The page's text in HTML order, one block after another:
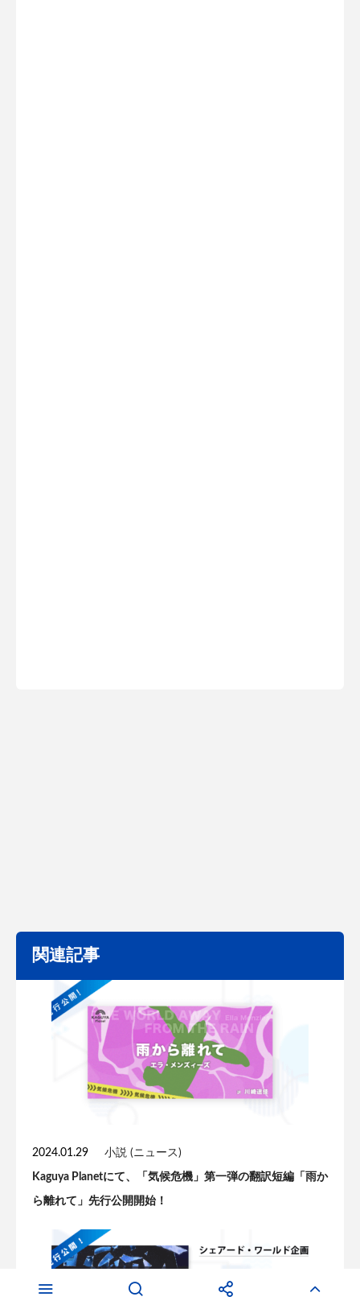
関連記事
2024.01.29 小説 (ニュース)
Kaguya Planetにて、「気候危機」第一弾の翻訳短編「雨か
ら離れて」先行公開開始！